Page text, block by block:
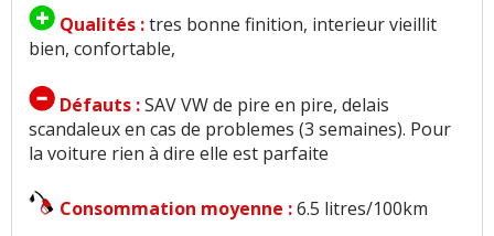
Qualités :tres bonne finition, interieur vieillit
bien, confortable,
Défauts :SAV VW de pire en pire, delais
scandaleux en cas de problemes (3 semaines). Pour
la voiture rien à dire elle est parfaite
Consommation moyenne :6.5 litres/100km